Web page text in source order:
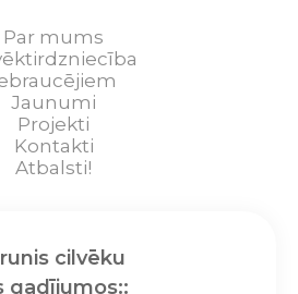
Par mums
Jaunumi
Projekti
Kontakti
Atbalsti!
cilvēku
gadījumos::